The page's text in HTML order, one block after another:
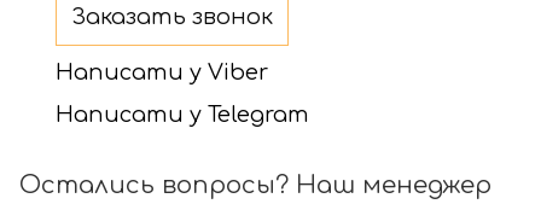
Заказать звонок
Написати у Viber
Написати у Telegram
Остались вопросы? Наш менеджер